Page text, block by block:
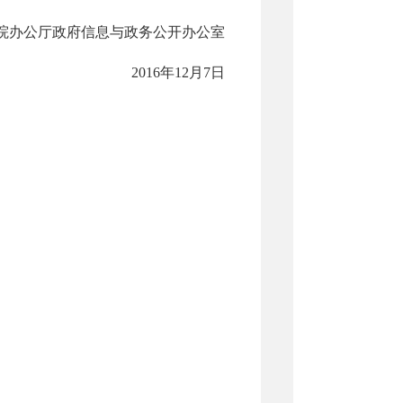
办公厅政府信息与政务公开办公室
2016年12月7日